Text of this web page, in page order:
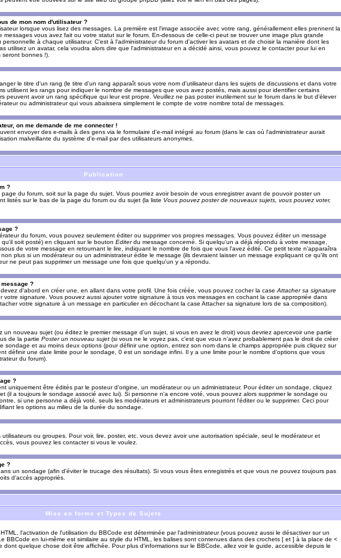
de mon nom d'utilisateur ?
lorsque vous lisez des messages. La première est l'image associée avec votre rang, générallement elles prennent la
vous avez fait ou votre statut sur le forum. En-dessous de celle-ci peut se trouver une image plus grande
à chaque utilisateur. C'est à l'administrateur du forum d'activer les avatars et de choisir la manière dont les
utilisez un avatar, cela voudra alors dire que l'administrateur en a décidé ainsi, vous pouvez le contacter pour lui en
bonnes !).
le titre d'un rang (le titre d'un rang apparaît sous votre nom d'utilisateur dans les sujets de discussions et dans votre
utilisent les rangs pour indiquer le nombre de messages que vous avez postés, mais aussi pour identifier certains
peuvent avoir un rang spécifique qui leur est propre. Veuillez ne pas poster inutilement sur le forum dans le but d'élever
ou administrateur qui vous abaissera simplement le compte de votre nombre total de messages.
on me demande de me connecter !
envoyer des e-mails à des gens via le formulaire d'e-mail intégré au forum (dans le cas où l'administrateur aurait
malveillante du système d'e-mail par des utilisateurs anonymes.
Publication
?
du forum, soit sur la page du sujet. Vous pourriez avoir besoin de vous enregistrer avant de pouvoir poster un
listés sur le bas de la page du forum ou du sujet (la liste Vous pouvez poster de nouveaux sujets, vous pouvez voter,
?
du forum, vous pouvez seulement éditer ou supprimer vos propres messages. Vous pouvez éditer un message
soit posté) en cliquant sur le bouton Editerdu message concerné. Si quelqu'un a déjà répondu à votre message,
de votre message en retournant le lire, indiquant le nombre de fois que vous l'avez édité. Ce petit texte n'apparaîtra
plus si un modérateur ou un administrateur édite le message (ils devraient laisser un message expliquant ce qu'ils ont
ne peut pas supprimer un message une fois que quelqu'un y a répondu.
?
d'abord en créer une, en allant dans votre profil. Une fois créée, vous pouvez cocher la case Attacher sa signature
votre signature. Vous pouvez aussi ajouter votre signature à tous vos messages en cochant la case appropriée dans
votre signature à un message en particulier en décochant la case Attacher sa signature lors de sa composition).
nouveau sujet (ou éditez le premier message d'un sujet, si vous en avez le droit) vous devriez apercevoir une partie
de la partie Poster un nouveau sujet (si vous ne le voyez pas, c'est que vous n'avez probablement pas le droit de créer
sondage et au moins deux options (pour définir une option, entrez son nom dans le champs appropriée puis cliquez sur
définir une date limite pour le sondage, 0 est un sondage infini. Il y a une limite pour le nombre d'options que vous
du forum).
?
uniquement être édités par le posteur d'origine, un modérateur ou un administrateur. Pour éditer un sondage, cliquez
(il a toujours le sondage associé avec lui). Si personne n'a encore voté, vous pouvez alors supprimer le sondage ou
si une personne a déjà voté, seuls les modérateurs et administrateurs pourront l'éditer ou le supprimer. Ceci pour
les options au milieu de la durée du sondage.
ou groupes. Pour voir, lire, poster, etc. vous devez avoir une autorisation spéciale, seul le modérateur et
vous pouvez les contacter si vous le voulez.
?
un sondage (afin d'éviter le trucage des résultats). Si vous vous êtes enregistrés et que vous ne pouvez toujours pas
d'accès appropriés.
Mise en forme et Types de Sujets
l'activation de l'utilisation du BBCode est déterminée par l'administrateur (vous pouvez aussi le désactiver sur un
BBCode en lui-même est similaire au styile du HTML, les balises sont contenues dans des crochets [ et ] à la place de <
dont quelque chose doit être affichée. Pour plus d'informations sur le BBCode, allez voir le guide, accessible depuis le